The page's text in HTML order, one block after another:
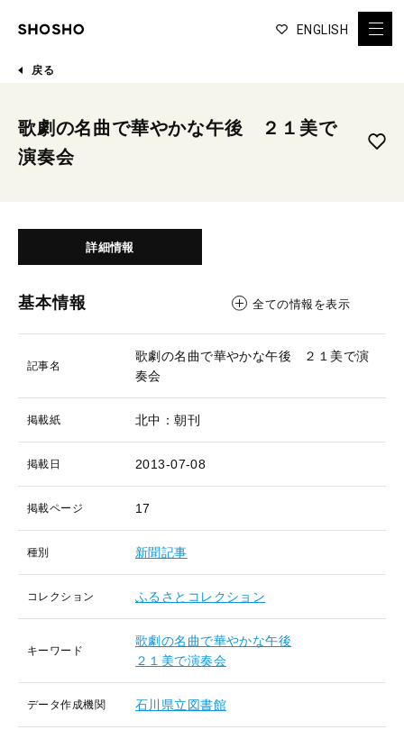
ENGLISH
戻る
歌劇の名曲で華やかな午後 ２１美で
演奏会
詳細情報
基本情報 全ての情報を表示
記事名
歌劇の名曲で華やかな午後 ２１美で演
奏会
掲載紙 北中：朝刊
掲載日 2013-07-08
掲載ページ 17
種別 新聞記事
コレクション ふるさとコレクション
キーワード
歌劇の名曲で華やかな午後
２１美で演奏会
データ作成機関 石川県立図書館